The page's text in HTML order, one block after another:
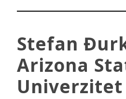
Stefan
Arizona
Univerzitet